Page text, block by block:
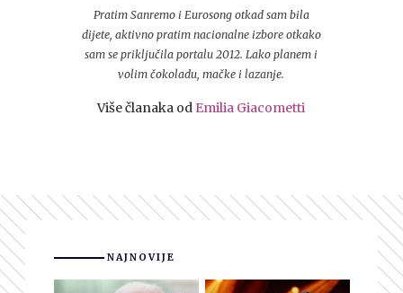
Pratim Sanremo i Eurosong otkad sam bila
dijete, aktivno pratim nacionalne izbore otkako
sam se priključila portalu 2012. Lako planem i
volim čokoladu, mačke i lazanje.
Više članaka od Emilia Giacometti
NAJNOVIJE